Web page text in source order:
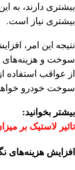
بیشتری دارند، به
بیشتری نیاز است.
نتیجه این امر،
سوخت و هزینه‌های
از عواقب
سوخت خودرو
بیشتر بخوانید:
تاثیر لاستیک بر
افزایش هزینه‌های